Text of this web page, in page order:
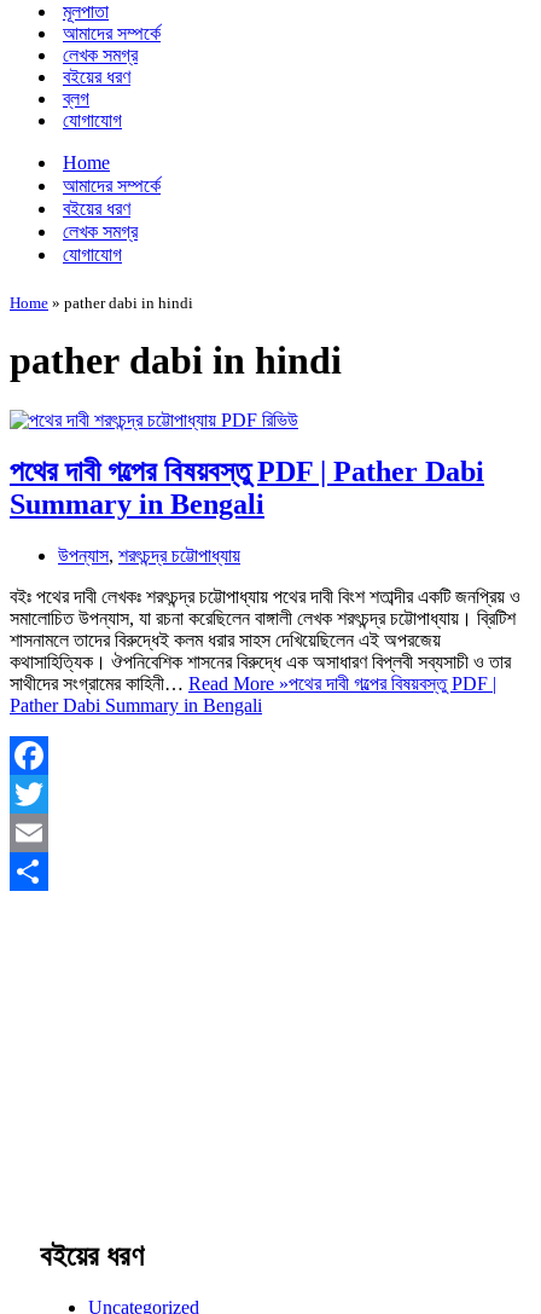
মূলপাতা
আমাদের সম্পর্কে
লেখক সমগ্র
বইয়ের ধরণ
ব্লগ
যোগাযোগ
Home
আমাদের সম্পর্কে
বইয়ের ধরণ
লেখক সমগ্র
যোগাযোগ
Home » pather dabi in hindi
pather dabi in hindi
পথের দাবী গল্পের বিষয়বস্তু PDF | Pather Dabi
Summary in Bengali
উপন্যাস, শরৎচন্দ্র চট্টোপাধ্যায়
বইঃ পথের দাবী লেখকঃ শরৎচন্দ্র চট্টোপাধ্যায় পথের দাবী বিংশ শতাব্দীর একটি জনপ্রিয় ও
সমালোচিত উপন্যাস, যা রচনা করেছিলেন বাঙ্গালী লেখক শরৎচন্দ্র চট্টোপাধ্যায়। ব্রিটিশ
শাসনামলে তাদের বিরুদ্ধেই কলম ধরার সাহস দেখিয়েছিলেন এই অপরজেয়
কথাসাহিত্যিক। ঔপনিবেশিক শাসনের বিরুদ্ধে এক অসাধারণ বিপ্লবী সব্যসাচী ও তার
সাথীদের সংগ্রামের কাহিনী… Read More »পথের দাবী গল্পের বিষয়বস্তু PDF |
Pather Dabi Summary in Bengali
Facebook
Twitter
Email
বইয়ের ধরণ
Uncategorized